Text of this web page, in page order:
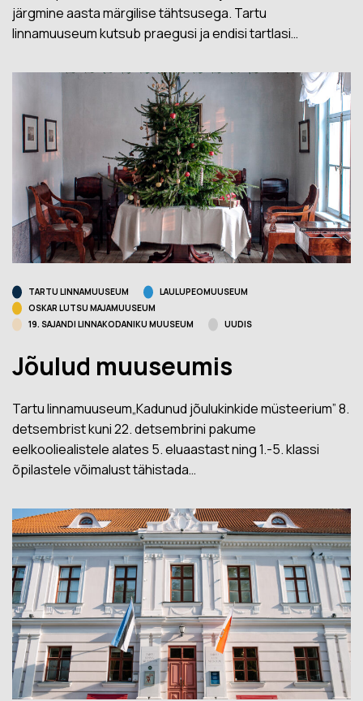
järgmine aasta märgilise tähtsusega. Tartu
linnamuuseum kutsub praegusi ja endisi tartlasi…
TARTU LINNAMUUSEUM
LAULUPEOMUUSEUM
OSKAR LUTSU MAJAMUUSEUM
19. SAJANDI LINNAKODANIKU MUUSEUM
UUDIS
Jõulud muuseumis
Tartu linnamuuseum„Kadunud jõulukinkide müsteerium” 8.
detsembrist kuni 22. detsembrini pakume
eelkooliealistele alates 5. eluaastast ning 1.-5. klassi
õpilastele võimalust tähistada…